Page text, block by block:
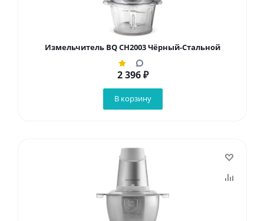
Измельчитель BQ CH2003 Чёрный-Стальной
2 396₽
В корзину